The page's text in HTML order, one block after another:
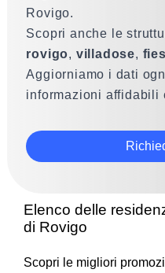
Rovigo.
Scopri anche le
rovigo, villadose,
Aggiorniamo i dati
informazioni affidabili
Elenco delle
di Rovigo
Scopri le migliori